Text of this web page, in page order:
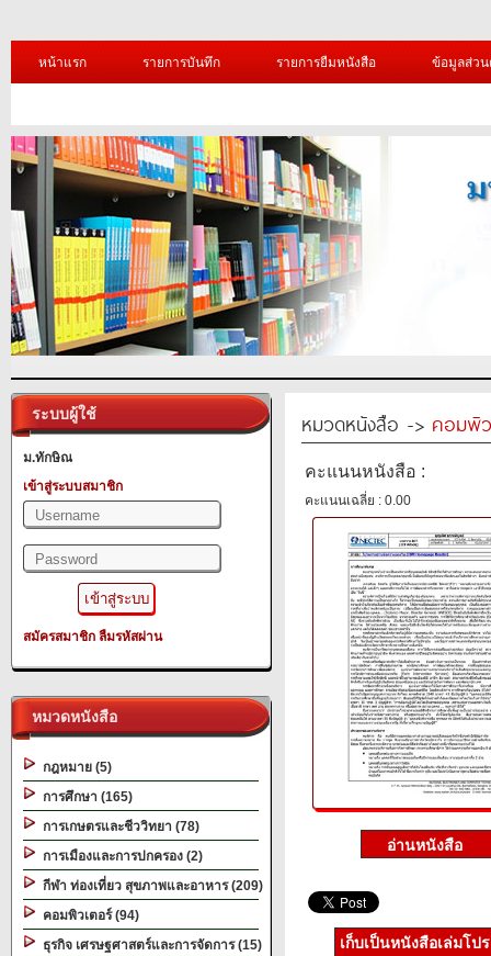
หน้าแรก รายการบันทึก รายการยืมหนังสือ ข้อมูลส่ว
ระบบผู้ใช้
ม.ทักษิณ
เข้าสู่ระบบสมาชิก
สมัครสมาชิก ลืมรหัสผ่าน
หมวดหนังสือ
กฎหมาย (5)
การศึกษา (165)
การเกษตรและชีววิทยา (78)
การเมืองและการปกครอง (2)
กีฬา ท่องเที่ยว สุขภาพและอาหาร (209)
คอมพิวเตอร์ (94)
ธุรกิจ เศรษฐศาสตร์และการจัดการ (15)
หมวดหนังสือ -> คอมพิ
คะแนนหนังสือ :
คะแนนเฉลี่ย : 0.00
เก็บเป็นหนังสือเล่มโป